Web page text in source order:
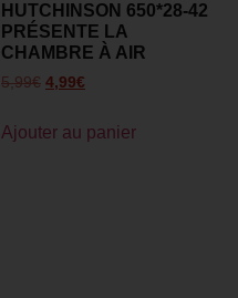
HUTCHINSON 650*28-42
PRÉSENTE LA
CHAMBRE À AIR
5,99€ 4,99€
Ajouter au panier